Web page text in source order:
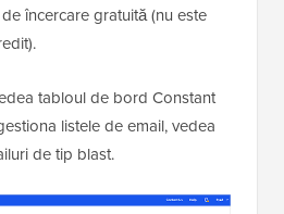
încercare gratuită (nu este
tabloul de bord Constant
listele de email, vedea
de tip blast.